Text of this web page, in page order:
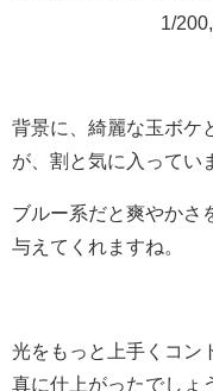
1/
背景に、綺麗な玉ボケ
が、割と気に入ってい
ブルー系だと爽やかさ
与えてくれますね。
光をもっと上手くコン
真に仕上がったでしょ